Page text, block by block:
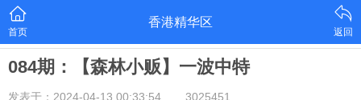
首页
香港精华区
返回
084期：【森林小贩】一波中特
发表于：2024-04-13 00:33:54 3025451